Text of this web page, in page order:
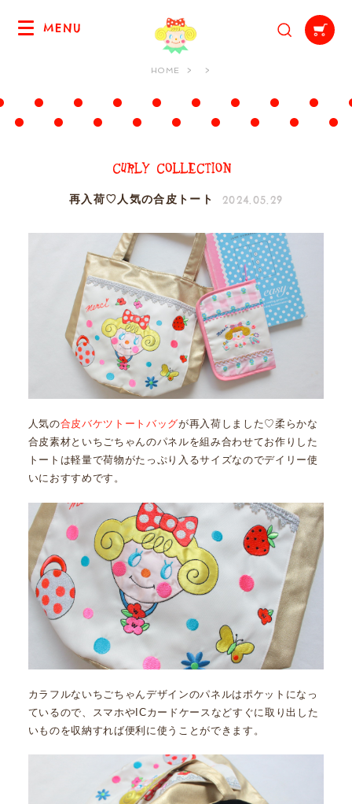
MENU
HOME
再入荷♡人気の合皮トート 2024.05.29
人気の合皮バケツトートバッグが再入荷しました♡柔らかな
合皮素材といちごちゃんのパネルを組み合わせてお作りした
トートは軽量で荷物がたっぷり入るサイズなのでデイリー使
いにおすすめです。
カラフルないちごちゃんデザインのパネルはポケットになっ
ているので、スマホやICカードケースなどすぐに取り出した
いものを収納すれば便利に使うことができます。